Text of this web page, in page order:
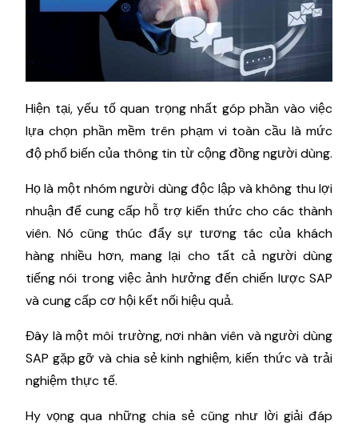
Hiện tại, yếu tố quan trọng nhất góp phần vào việc
lựa chọn phần mềm trên phạm vi toàn cầu là mức
độ phổ biến của thông tin từ cộng đồng người dùng.
Họ là một nhóm người dùng độc lập và không thu lợi
nhuận để cung cấp hỗ trợ kiến thức cho các thành
viên. Nó cũng thúc đẩy sự tương tác của khách
hàng nhiều hơn, mang lại cho tất cả người dùng
tiếng nói trong việc ảnh hưởng đến chiến lược SAP
và cung cấp cơ hội kết nối hiệu quả.
Đây là một môi trường, nơi nhân viên và người dùng
SAP gặp gỡ và chia sẻ kinh nghiệm, kiến ​​thức và trải
nghiệm thực tế.
Hy vọng qua những chia sẻ cũng như lời giải đáp